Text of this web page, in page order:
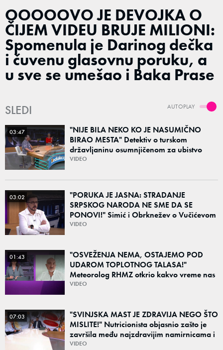
OOOOOVO JE DEVOJKA O
ČIJEM VIDEU BRUJE MILIONI:
Spomenula je Darinog dečka
i čuvenu glasovnu poruku, a
u sve se umešao i Baka Prase
AUTOPLAY
SLEDI
03:47
"NIJE BILA NEKO KO JE NASUMIČNO
BIRAO MESTA" Detektiv o turskom
državljaninu osumnjičenom za ubistvo
Ruskinje (28): "Mogao je da se predstavi
VIDEO
03:02
"PORUKA JE JASNA: STRADANJE
SRPSKOG NARODA NE SME DA SE
PONOVI!" Simić i Obrknežev o Vučićevom
govoru i porukama jedinstva: "Od prošlosti
VIDEO
01:43
"OSVEŽENJA NEMA, OSTAJEMO POD
UDAROM TOPLOTNOG TALASA!"
Meteorolog RHMZ otkrio kakvo vreme nas
čeka do kraja avgusta
VIDEO
07:03
"SVINJSKA MAST JE ZDRAVIJA NEGO ŠTO
MISLITE!" Nutricionista objasnio zašto je
završila među najzdravijim namirnicama i
šta obavezno jesti leti, a šta preskočiti
VIDEO